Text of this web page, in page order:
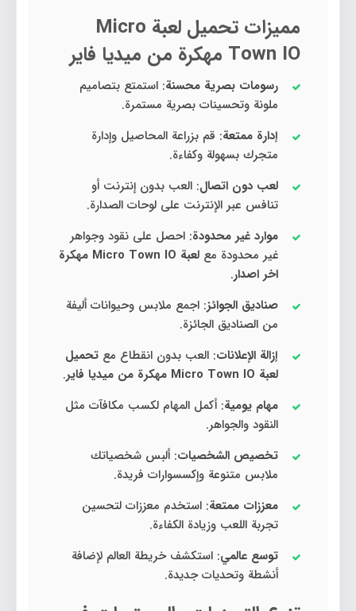
مميزات تحميل لعبة Micro
Town IO مهكرة من ميديا فاير
رسومات بصرية محسنة: استمتع بتصاميم
ملونة وتحسينات بصرية مستمرة.
إدارة ممتعة: قم بزراعة المحاصيل وإدارة
متجرك بسهولة وكفاءة.
لعب دون اتصال: العب بدون إنترنت أو
تنافس عبر الإنترنت على لوحات الصدارة.
موارد غير محدودة: احصل على نقود وجواهر
غير محدودة مع
لعبة Micro Town IO مهكرة
اخر اصدار.
صناديق الجوائز: اجمع ملابس وحيوانات أليفة
من الصناديق الجائزة.
إزالة الإعلانات: العب بدون انقطاع مع تحميل
لعبة Micro Town IO مهكرة من ميديا فاير
.
مهام يومية: أكمل المهام لكسب مكافآت مثل
النقود والجواهر.
تخصيص الشخصيات: ألبس شخصياتك
ملابس متنوعة وإكسسوارات فريدة.
معززات ممتعة: استخدم معززات لتحسين
تجربة اللعب وزيادة الكفاءة.
توسع عالمي: استكشف خريطة العالم لإضافة
أنشطة وتحديات جديدة.